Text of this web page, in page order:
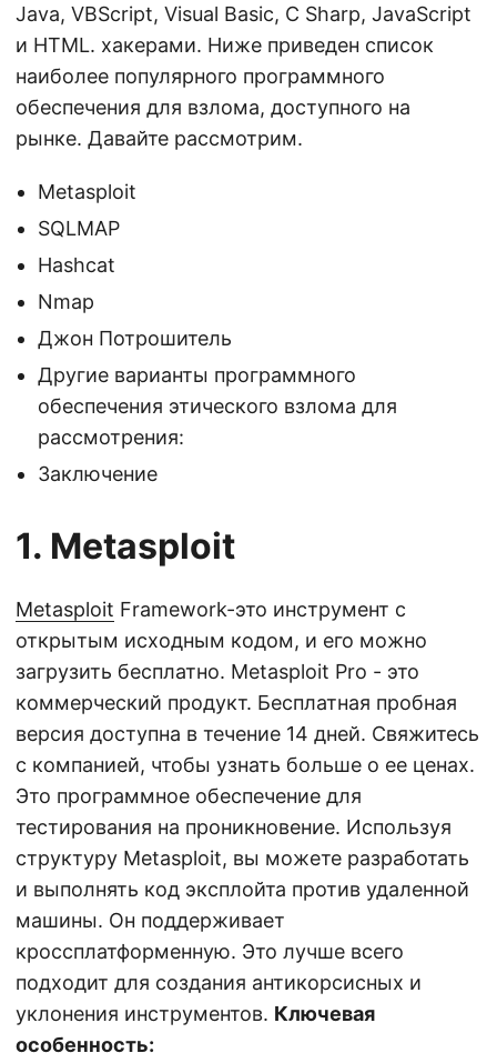
Java, VBScript, Visual Basic, C Sharp, JavaScript
и HTML. хакерами. Ниже приведен список
наиболее популярного программного
обеспечения для взлома, доступного на
рынке. Давайте рассмотрим.
Metasploit
SQLMAP
Hashcat
Nmap
Джон Потрошитель
Другие варианты программного
обеспечения этического взлома для
рассмотрения:
Заключение
1. Metasploit
Metasploit Framework-это инструмент с
открытым исходным кодом, и его можно
загрузить бесплатно. Metasploit Pro - это
коммерческий продукт. Бесплатная пробная
версия доступна в течение 14 дней. Свяжитесь
с компанией, чтобы узнать больше о ее ценах.
Это программное обеспечение для
тестирования на проникновение. Используя
структуру Metasploit, вы можете разработать
и выполнять код эксплойта против удаленной
машины. Он поддерживает
кроссплатформенную. Это лучше всего
подходит для создания антикорсисных и
уклонения инструментов. Ключевая
особенность: